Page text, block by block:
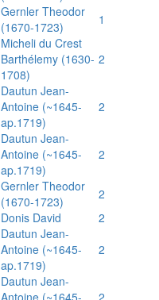
Gernler Theodor
(1670-1723)
1
Micheli du Crest
Barthélemy (1630-
1708)
2
Dautun Jean-
Antoine (~1645-
ap.1719)
2
Dautun Jean-
Antoine (~1645-
ap.1719)
2
Gernler Theodor
(1670-1723)
2
Donis David
2
Dautun Jean-
Antoine (~1645-
ap.1719)
2
Dautun Jean-
Antoine (~1645-
2